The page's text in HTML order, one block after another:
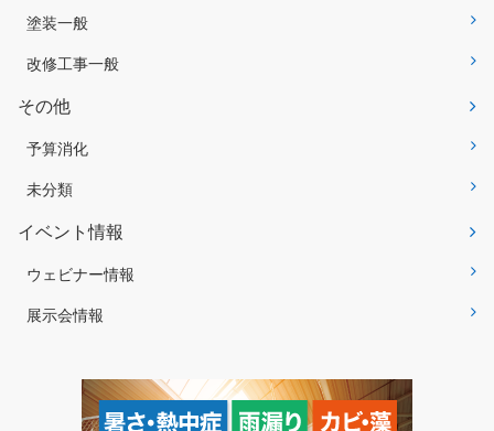
塗装一般
改修工事一般
その他
予算消化
未分類
イベント情報
ウェビナー情報
展示会情報